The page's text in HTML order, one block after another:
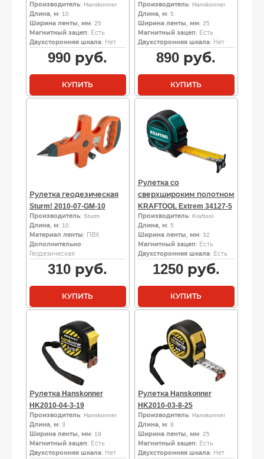
Производитель: Hanskonner
Длина, м: 10
Ширина ленты, мм: 25
Магнитный зацеп: Есть
Двухсторонняя шкала: Нет
990 руб.
КУПИТЬ
Производитель: Hanskonner
Длина, м: 5
Ширина ленты, мм: 25
Магнитный зацеп: Есть
Двухсторонняя шкала: Нет
890 руб.
КУПИТЬ
Рулетка геодезическая
Sturm! 2010-07-GM-10
Производитель: Sturm
Длина, м: 10
Материал ленты: ПВХ
Дополнительно:
Геодезическая
310 руб.
КУПИТЬ
Рулетка со
сверхшироким полотном
KRAFTOOL Extrem 34127-5
Производитель: Kraftool
Длина, м: 5
Ширина ленты, мм: 32
Магнитный зацеп: Есть
Двухсторонняя шкала: Есть
1250руб.
КУПИТЬ
Рулетка Hanskonner
HK2010-04-3-19
Производитель: Hanskonner
Длина, м: 3
Ширина ленты, мм: 19
Магнитный зацеп: Есть
Двухсторонняя шкала: Нет
Рулетка Hanskonner
HK2010-03-8-25
Производитель: Hanskonner
Длина, м: 8
Ширина ленты, мм: 25
Магнитный зацеп: Есть
Двухсторонняя шкала: Нет